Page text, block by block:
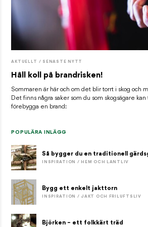
AKTUELLT / SENASTE NYTT
Håll koll på brandrisken!
Sommaren är här och om det blir torrt i skog och
Det finns några saker som du som skogsägare kan
förebygga en brand:
POPULÄRA INLÄGG
Så bygger du en traditionell
INSPIRATION / HEM OCH LANTLIV
Bygg ett enkelt jakttorn
INSPIRATION / JAKT OCH FRILUFTSLIV
Björken – ett folkkärt träd